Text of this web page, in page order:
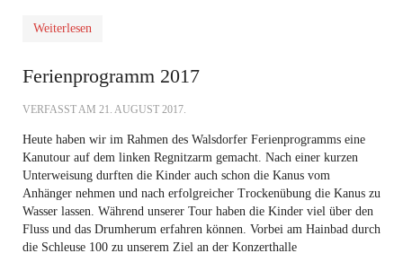
Weiterlesen
Ferienprogramm 2017
VERFASST AM 21. AUGUST 2017.
Heute haben wir im Rahmen des Walsdorfer Ferienprogramms eine
Kanutour auf dem linken Regnitzarm gemacht. Nach einer kurzen
Unterweisung durften die Kinder auch schon die Kanus vom
Anhänger nehmen und nach erfolgreicher Trockenübung die Kanus zu
Wasser lassen. Während unserer Tour haben die Kinder viel über den
Fluss und das Drumherum erfahren können. Vorbei am Hainbad durch
die Schleuse 100 zu unserem Ziel an der Konzerthalle